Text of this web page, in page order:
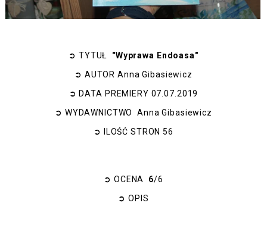
➲ TYTUŁ "Wyprawa Endoasa"
➲ AUTORAnna Gibasiewicz
➲ DATA PREMIERY 07.07.2019
➲ WYDAWNICTWOAnna Gibasiewicz
➲
ILOŚĆ STRON56
➲ OCENA 6/6
➲ OPIS